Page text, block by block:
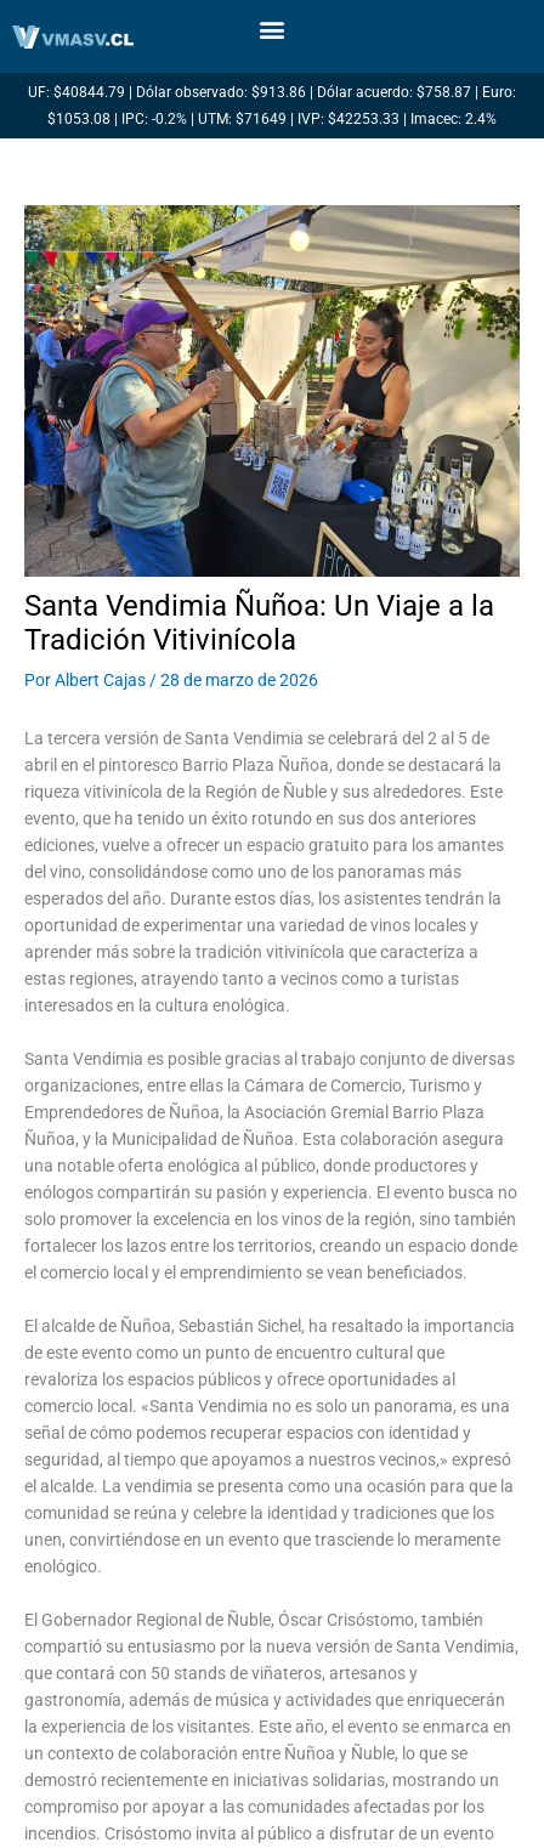
UF: $40844.79 | Dólar observado: $913.86 | Dólar acuerdo: $758.87 | Euro:
$1053.08 | IPC: -0.2% | UTM: $71649 | IVP: $42253.33 | Imacec: 2.4%
Santa Vendimia Ñuñoa: Un Viaje a la
Tradición Vitivinícola
PorAlbert Cajas /28 de marzo de 2026
La tercera versión de Santa Vendimia se celebrará del 2 al 5 de
abril en el pintoresco Barrio Plaza Ñuñoa, donde se destacará la
riqueza vitivinícola de la Región de Ñuble y sus alrededores. Este
evento, que ha tenido un éxito rotundo en sus dos anteriores
ediciones, vuelve a ofrecer un espacio gratuito para los amantes
del vino, consolidándose como uno de los panoramas más
esperados del año. Durante estos días, los asistentes tendrán la
oportunidad de experimentar una variedad de vinos locales y
aprender más sobre la tradición vitivinícola que caracteriza a
estas regiones, atrayendo tanto a vecinos como a turistas
interesados en la cultura enológica.
Santa Vendimia es posible gracias al trabajo conjunto de diversas
organizaciones, entre ellas la Cámara de Comercio, Turismo y
Emprendedores de Ñuñoa, la Asociación Gremial Barrio Plaza
Ñuñoa, y la Municipalidad de Ñuñoa. Esta colaboración asegura
una notable oferta enológica al público, donde productores y
enólogos compartirán su pasión y experiencia. El evento busca no
solo promover la excelencia en los vinos de la región, sino también
fortalecer los lazos entre los territorios, creando un espacio donde
el comercio local y el emprendimiento se vean beneficiados.
El alcalde de Ñuñoa, Sebastián Sichel, ha resaltado la importancia
de este evento como un punto de encuentro cultural que
revaloriza los espacios públicos y ofrece oportunidades al
comercio local. «Santa Vendimia no es solo un panorama, es una
señal de cómo podemos recuperar espacios con identidad y
seguridad, al tiempo que apoyamos a nuestros vecinos,» expresó
el alcalde. La vendimia se presenta como una ocasión para que la
comunidad se reúna y celebre la identidad y tradiciones que los
unen, convirtiéndose en un evento que trasciende lo meramente
enológico.
El Gobernador Regional de Ñuble, Óscar Crisóstomo, también
compartió su entusiasmo por la nueva versión de Santa Vendimia,
que contará con 50 stands de viñateros, artesanos y
gastronomía, además de música y actividades que enriquecerán
la experiencia de los visitantes. Este año, el evento se enmarca en
un contexto de colaboración entre Ñuñoa y Ñuble, lo que se
demostró recientemente en iniciativas solidarias, mostrando un
compromiso por apoyar a las comunidades afectadas por los
incendios. Crisóstomo invita al público a disfrutar de un evento